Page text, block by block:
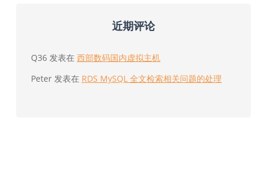
近期评论
Q36发表在 西部数码国内虚拟主机
Peter发表在 RDS MySQL 全文检索相关问题的处理